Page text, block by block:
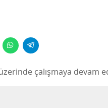
çalışmaya devam